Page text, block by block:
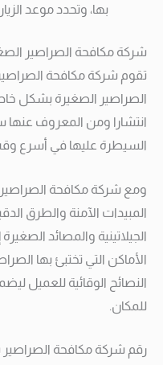
بها، وتحدد موعد
شركة مكافحة الصراصير
تقوم شركة مكافحة
الصراصير الصغيرة بشكل
انتشارا ومن المعروف عنها
السيطرة عليها في أسرع وقت
ومع شركة مكافحة الصراصير
المبيدات الآمنة والطرق
الجيلاتينية والمصائد
الأماكن التي تختبئ بها
النصائح الوقائية للعميل
للمكان.
رقم شركة مكافحة الصراصير